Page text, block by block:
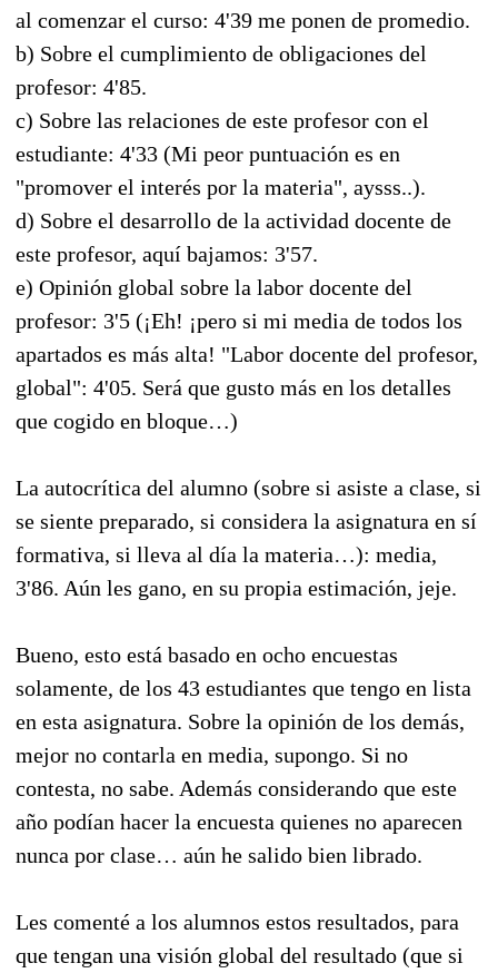
al comenzar el curso: 4'39 me ponen de promedio.
b) Sobre el cumplimiento de obligaciones del
profesor: 4'85.
c) Sobre las relaciones de este profesor con el
estudiante: 4'33 (Mi peor puntuación es en
"promover el interés por la materia", aysss..).
d) Sobre el desarrollo de la actividad docente de
este profesor, aquí bajamos: 3'57.
e) Opinión global sobre la labor docente del
profesor: 3'5 (¡Eh! ¡pero si mi media de todos los
apartados es más alta! "Labor docente del profesor,
global": 4'05. Será que gusto más en los detalles
que cogido en bloque…)
La autocrítica del alumno (sobre si asiste a clase, si
se siente preparado, si considera la asignatura en sí
formativa, si lleva al día la materia…): media,
3'86. Aún les gano, en su propia estimación, jeje.
Bueno, esto está basado en ocho encuestas
solamente, de los 43 estudiantes que tengo en lista
en esta asignatura. Sobre la opinión de los demás,
mejor no contarla en media, supongo. Si no
contesta, no sabe. Además considerando que este
año podían hacer la encuesta quienes no aparecen
nunca por clase… aún he salido bien librado.
Les comenté a los alumnos estos resultados, para
que tengan una visión global del resultado (que si